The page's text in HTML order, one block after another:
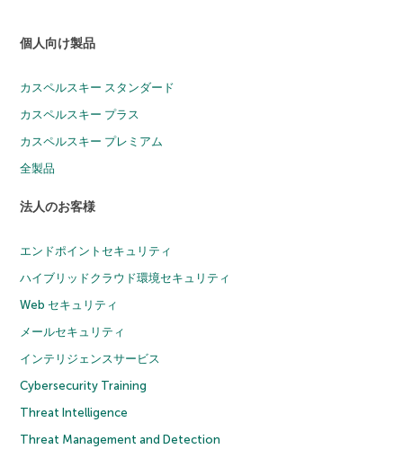
個人向け製品
カスペルスキー スタンダード
カスペルスキー プラス
カスペルスキー プレミアム
全製品
法人のお客様
エンドポイントセキュリティ
ハイブリッドクラウド環境セキュリティ
Web セキュリティ
メールセキュリティ
インテリジェンスサービス
Cybersecurity Training
Threat Intelligence
Threat Management and Detection